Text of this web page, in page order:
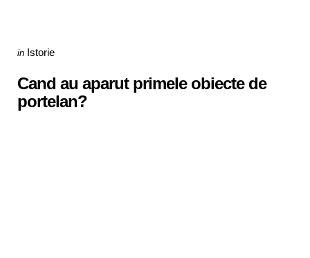
Categories
Posted
in Istorie
Cand au aparut primele obiecte de
portelan?